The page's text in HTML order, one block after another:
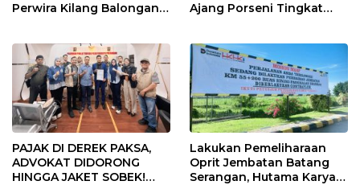
Perwira Kilang Balongan
Ajang Porseni Tingkat
PAJAK DI DEREK PAKSA,
ADVOKAT DIDORONG
HINGGA JAKET SOBEK!
Lakukan Pemeliharaan
Oprit Jembatan Batang
Serangan, Hutama Karya